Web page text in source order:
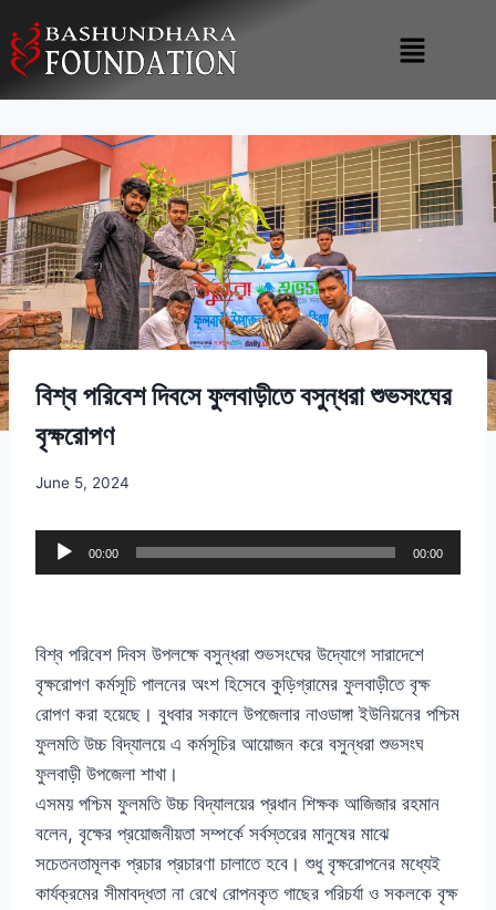
বিশ্ব পরিবেশ দিবসে ফুলবাড়ীতে বসুন্ধরা শুভসংঘের
বৃক্ষরোপণ
June 5, 2024
u
o
P
l
a
y
e
r
00:00 00:00
বিশ্ব পরিবেশ দিবস উপলক্ষে বসুন্ধরা শুভসংঘের উদ্যোগে সারাদেশে
বৃক্ষরোপণ কর্মসূচি পালনের অংশ হিসেবে কুড়িগ্রামের ফুলবাড়ীতে বৃক্ষ
রোপণ করা হয়েছে। বুধবার সকালে উপজেলার নাওডাঙ্গা ইউনিয়নের পশ্চিম
ফুলমতি উচ্চ বিদ্যালয়ে এ কর্মসূচির আয়োজন করে বসুন্ধরা শুভসংঘ
ফুলবাড়ী উপজেলা শাখা।
এসময় পশ্চিম ফুলমতি উচ্চ বিদ্যালয়ের প্রধান শিক্ষক আজিজার রহমান
বলেন, বৃক্ষের প্রয়োজনীয়তা সম্পর্কে সর্বস্তরের মানুষের মাঝে
সচেতনতামূলক প্রচার প্রচারণা চালাতে হবে। শুধু বৃক্ষরোপনের মধ্যেই
কার্যক্রমের সীমাবদ্ধতা না রেখে রোপনকৃত গাছের পরিচর্যা ও সকলকে বৃক্ষ